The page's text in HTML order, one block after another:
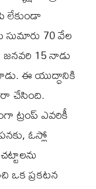
లేకుండా
70 వేల
15 నాడు
ఈ యుద్ధానికి
చేసింది.
ట్రంప్‌ ఎవరికీ
ఓస్లో
ఒక ప్రకటన